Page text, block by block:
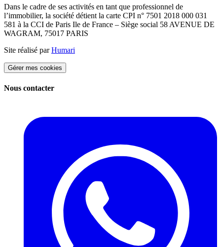
Dans le cadre de ses activités en tant que professionnel de
l’immobilier, la société détient la carte CPI n° 7501 2018 000 031
581 à la CCI de Paris Ile de France – Siège social 58 AVENUE DE
WAGRAM, 75017 PARIS
Site réalisé parHumari
Gérer mes cookies
Nous contacter